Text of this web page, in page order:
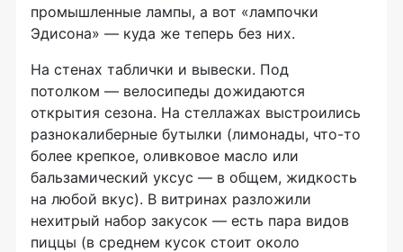
промышленные лампы, а вот «лампочки
Эдисона» — куда же теперь без них.
На стенах таблички и вывески. Под
потолком — велосипеды дожидаются
открытия сезона. На стеллажах выстроились
разнокалиберные бутылки (лимонады, что-то
более крепкое, оливковое масло или
бальзамический уксус — в общем, жидкость
на любой вкус). В витринах разложили
нехитрый набор закусок — есть пара видов
пиццы (в среднем кусок стоит около